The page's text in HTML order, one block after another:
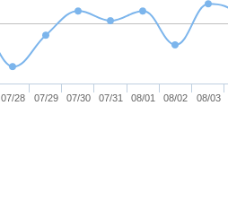
07/28 07/29 07/30 07/31 08/01 08/02 08/03